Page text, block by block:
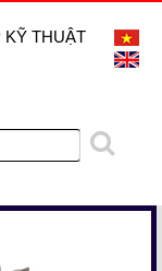
KỸ THUẬT